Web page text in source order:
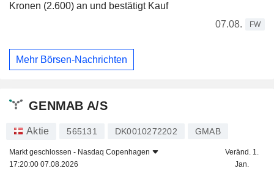
Kronen (2.600) an und bestätigt Kauf
07.08.
FW
Mehr Börsen-Nachrichten
GENMAB A/S
Aktie 565131 DK0010272202 GMAB
Markt geschlossen - Nasdaq Copenhagen
17:20:00 07.08.2026
Veränd. 1.
Jan.